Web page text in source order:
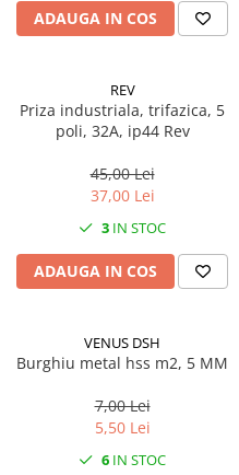
Articole antidaunatori gradina
Ghivece si suporturi
Gratare
Hamace si leagane
Leagane copii
Lopeti si unelte deszapezit
Mufe si conectori irigare
Pavaje si borduri
Programatoare stropire
ADAUGA IN COS
REV
Priza industriala, trifazica, 5
poli, 32A, ip44 Rev
45,00 Lei
37,00 Lei
3 IN STOC
ADAUGA IN COS
VENUS DSH
Burghiu metal hss m2, 5 MM
7,00 Lei
5,50 Lei
6 IN STOC